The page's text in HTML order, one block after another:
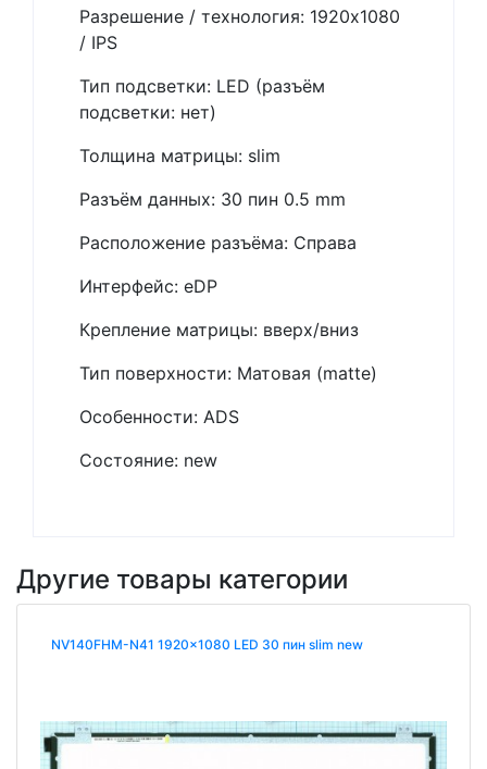
Разрешение / технология: 1920x1080
/ IPS
Тип подсветки: LED (разъём
подсветки: нет)
Толщина матрицы: slim
Разъём данных: 30 пин 0.5 mm
Расположение разъёма: Справа
Интерфейс: eDP
Крепление матрицы: вверх/вниз
Тип поверхности: Матовая (matte)
Особенности: ADS
Состояние: new
Другие товары категории
NV140FHM-N41 1920x1080 LED 30 пин slim new